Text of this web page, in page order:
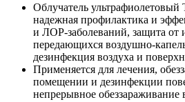
Облучатель ультрафиолетовый
надежная профилактика и
и ЛОР-заболеваний, защита от
передающихся воздушно-
дезинфекция воздуха и
Применяется для лечения,
помещении и дезинфекции
непрерывное обеззараживание